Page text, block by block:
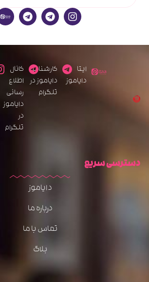
ایتا
دایاموز
کارشناس
دایاموز در
تلگرام
کانال
اطلاع
رسانی
دایاموز
در
تلگرام
دسترسی سریع
دایاموز
درباره ما
تماس با ما
بلاگ